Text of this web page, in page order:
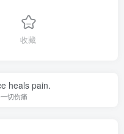
收藏
heals pain.
切伤痛